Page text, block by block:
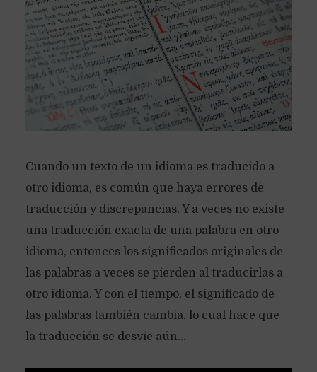
Cuando un texto de un idioma es traducido a
otro idioma, es común que haya errores de
traducción y discrepancias. Y a veces no existe
una traducción exacta de una palabra en otro
idioma, entonces los significados originales de
las palabras a veces se pierden al traducirlas a
otro idioma. Y con el tiempo, el significado de
las palabras también cambia, lo cual hace que
la traducción se desvíe aún...